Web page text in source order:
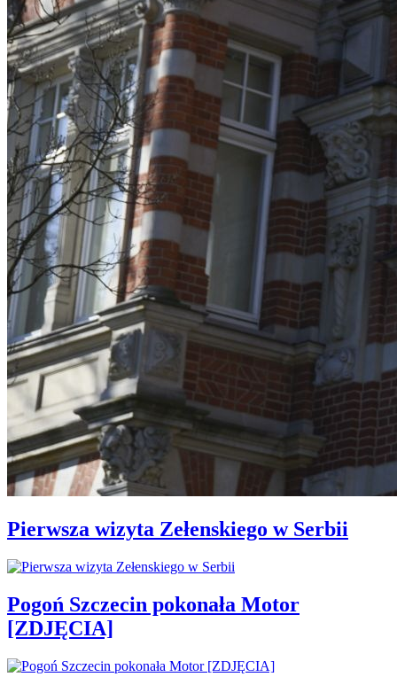
Pierwsza wizyta Zełenskiego w Serbii
Pogoń Szczecin pokonała Motor
[ZDJĘCIA]